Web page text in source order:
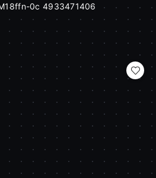
0c 4933471406